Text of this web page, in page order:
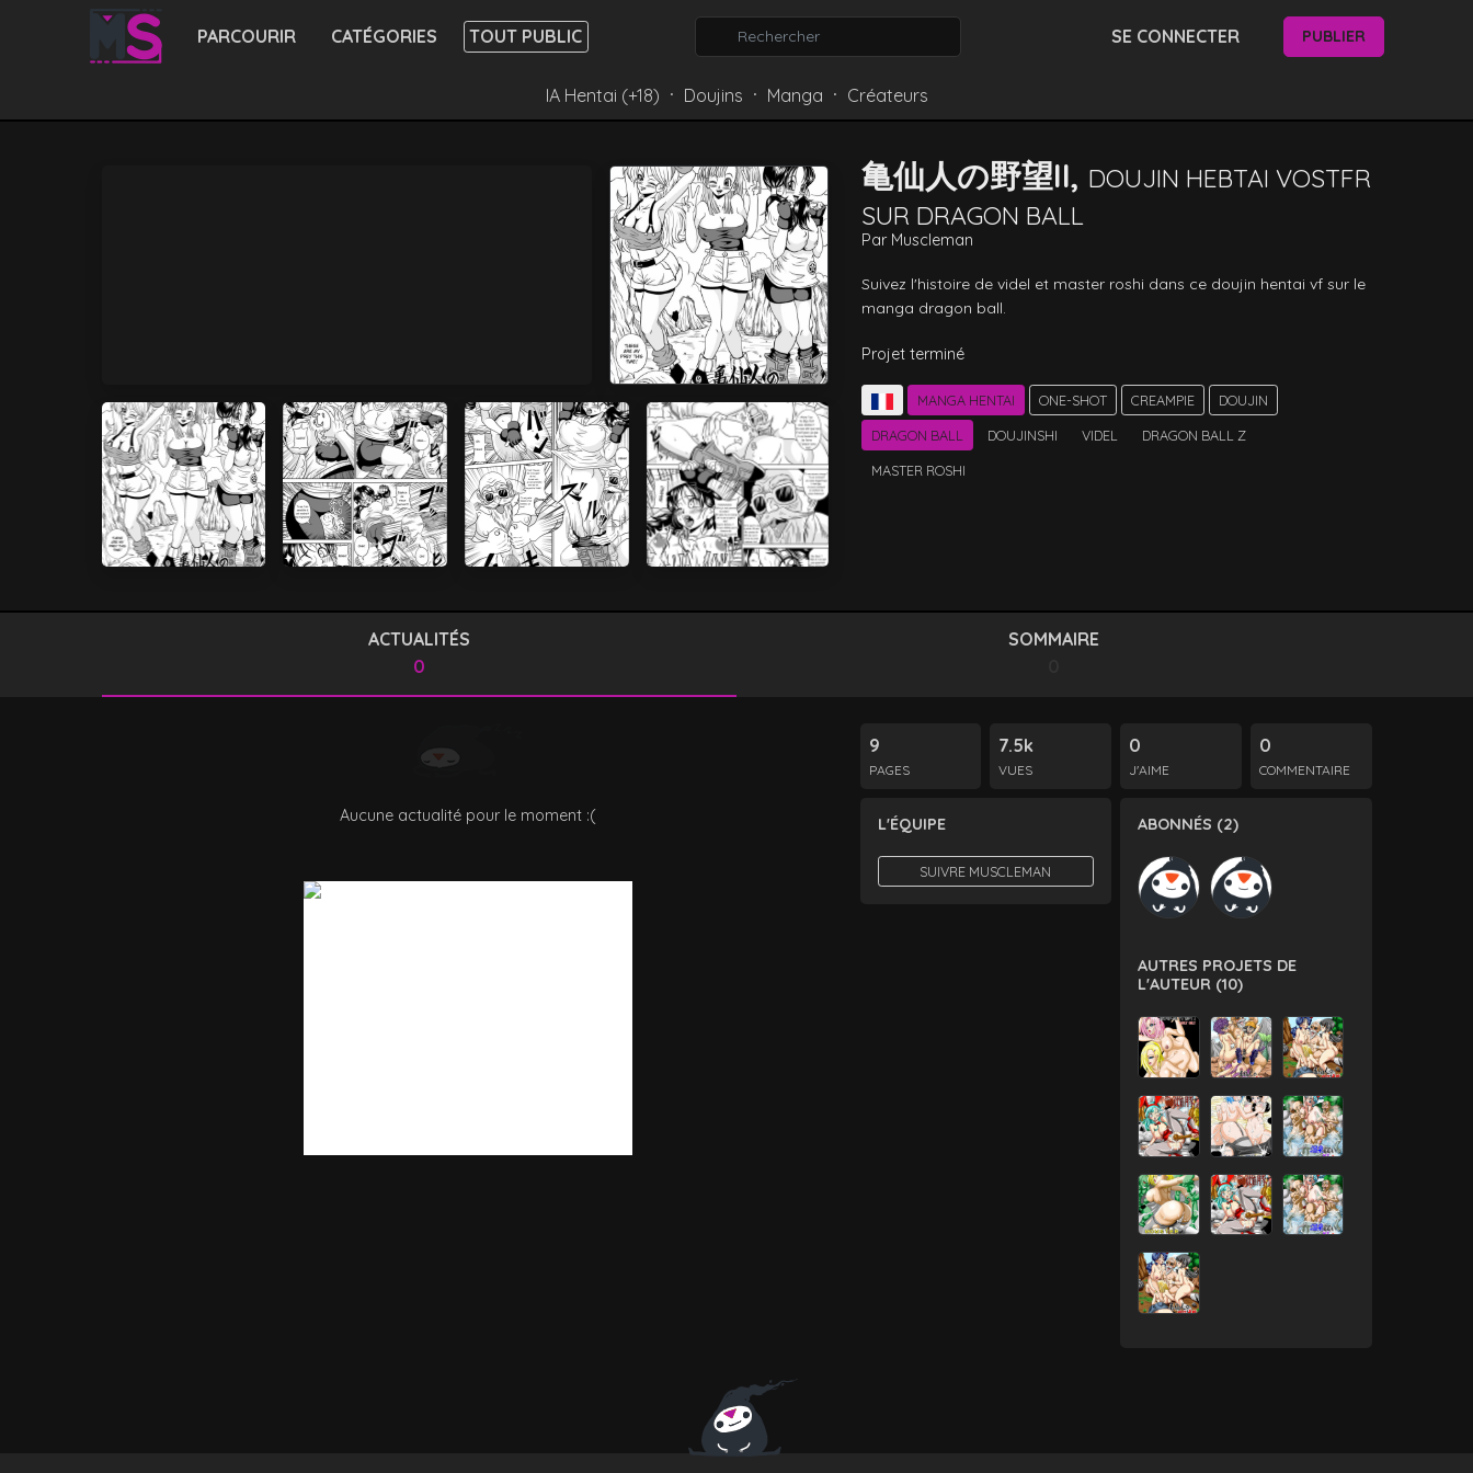
PARCOURIR CATÉGORIES TOUT PUBLIC SE CONNECTER PUBLIER
IA Hentai (+18) ⸱ Doujins ⸱ Manga ⸱ Créateurs
亀仙人の野望II, DOUJIN HEBTAI VOSTFR
SUR DRAGON BALL
Par Muscleman
Suivez l'histoire de videl et master roshi dans ce doujin hentai vf sur le
manga dragon ball.
Projet terminé
MANGA HENTAI ONE-SHOT CREAMPIE DOUJIN
DRAGON BALL DOUJINSHI VIDEL
DRAGON BALL Z
MASTER ROSHI
ACTUALITÉS
0
SOMMAIRE
Aucune actualité pour le moment :(
9
PAGES
7.5k
VUES
0
J'AIME
0
COMMENTAIRE
L'ÉQUIPE
SUIVRE MUSCLEMAN
ABONNÉS (2)
AUTRES PROJETS DE
L'AUTEUR (10)